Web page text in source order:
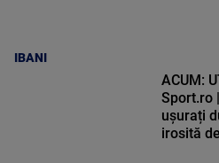
IBANI
ACUM:
Sport.ro
ușurați
irosită